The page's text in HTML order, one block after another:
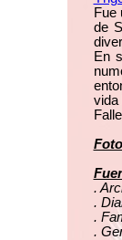
Fue
de
En
vida
.
.
.
.